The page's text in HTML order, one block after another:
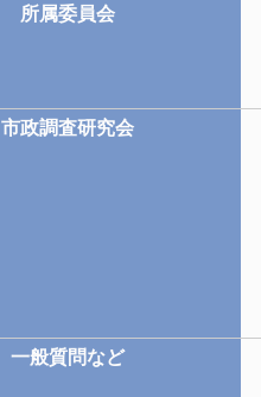
所属委員会
市政調査研究会
一般質問など